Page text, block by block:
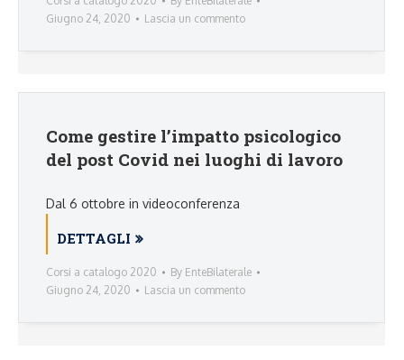
Giugno 24, 2020
Lascia un commento
Come gestire l’impatto psicologico
del post Covid nei luoghi di lavoro
Dal 6 ottobre in videoconferenza
DETTAGLI
Corsi a catalogo 2020 By EnteBilaterale
Giugno 24, 2020
Lascia un commento